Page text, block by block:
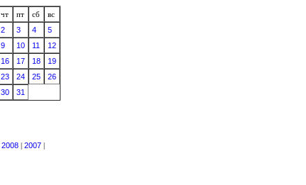
чт пт сб
вс
2 3 4
5
9 10 11
12
16 17 18
19
23 24 25
26
30 31
2008 2007